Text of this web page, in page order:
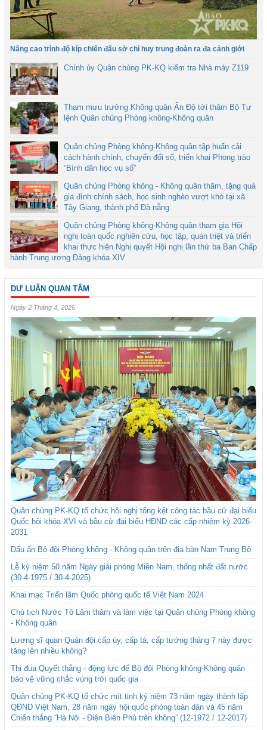
Nâng cao trình độ kíp chiến đấu sở chỉ huy trung đoàn ra đa cảnh giới
Chính ủy Quân chủng PK-KQ kiểm tra Nhà máy Z119
Tham mưu trưởng Không quân Ấn Độ tới thăm Bộ Tư
lệnh Quân chủng Phòng không-Không quân
Quân chủng Phòng không-Không quân tập huấn cải
cách hành chính, chuyển đổi số, triển khai Phong trào
“Bình dân học vụ số”
Quân chủng Phòng không - Không quân thăm, tặng quà
gia đình chính sách, học sinh nghèo vượt khó tại xã
Tây Giang, thành phố Đà nẵng
Quân chủng Phòng không-Không quân tham gia Hội
nghị toàn quốc nghiên cứu, học tập, quán triệt và triển
khai thực hiện Nghị quyết Hội nghị lần thứ ba Ban Chấp
hành Trung ương Đảng khóa XIV
DƯ LUẬN QUAN TÂM
Ngày 2 Tháng 4, 2026
Quân chủng PK-KQ tổ chức hội nghị tổng kết công tác bầu cử đại biểu
Quốc hội khóa XVI và bầu cử đại biểu HĐND các cấp nhiệm kỳ 2026-
2031
Dấu ấn Bộ đội Phòng không - Không quân trên địa bàn Nam Trung Bộ
Lễ kỷ niệm 50 năm Ngày giải phóng Miền Nam, thống nhất đất nước
(30-4-1975 / 30-4-2025)
Khai mạc Triển lãm Quốc phòng quốc tế Việt Nam 2024
Chủ tịch Nước Tô Lâm thăm và làm việc tại Quân chủng Phòng không
- Không quân
Lương sĩ quan Quân đội cấp úy, cấp tá, cấp tướng tháng 7 này được
tăng lên nhiều không?
Thi đua Quyết thắng - động lực để Bộ đội Phòng không-Không quân
bảo vệ vững chắc vùng trời quốc gia
Quân chủng PK-KQ tổ chức mít tinh kỷ niệm 73 năm ngày thành lập
QĐND Việt Nam, 28 năm ngày hội quốc phòng toàn dân và 45 năm
Chiến thắng “Hà Nội - Điện Biên Phủ trên không” (12-1972 / 12-2017)